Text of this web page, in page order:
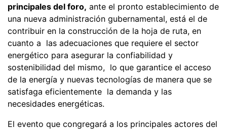
principales del foro, ante el pronto establecimiento de
una nueva administración gubernamental, está el de
contribuir en la construcción de la hoja de ruta, en
cuanto a las adecuaciones que requiere el sector
energético para asegurar la confiabilidad y
sostenibilidad del mismo, lo que garantice el acceso
de la energía y nuevas tecnologías de manera que se
satisfaga eficientemente la demanda y las
necesidades energéticas.
El evento que congregará a los principales actores del